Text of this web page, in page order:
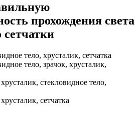
прохожде­ния света
сетчатки
тело, хрусталик, сет­чатка
тело, зрачок, хрусталик,
стекловидное тело,
сетчатка